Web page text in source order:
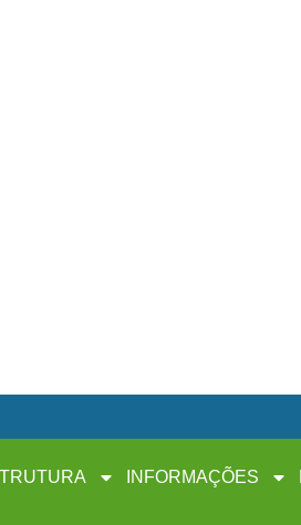
INFORMAÇÕES